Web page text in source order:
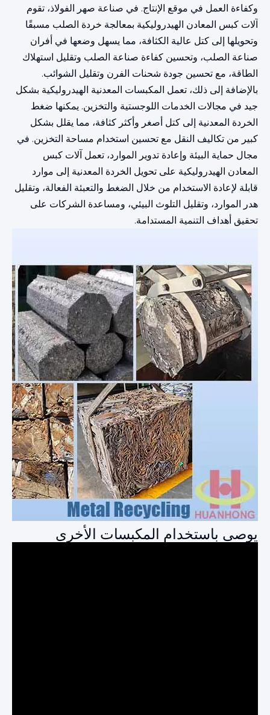
وكفاءة العمل في موقع الإنتاج. في صناعة صهر الفولاذ، تقوم
آلات كبس المعادن الهيدروليكية بمعالجة خردة الصلب مسبقًا
وتحويلها إلى كتل عالية الكثافة، مما يسهل وضعها في أفران
صناعة الصلب، وتحسين كفاءة صناعة الصلب وتقليل استهلاك
الطاقة، مع تحسين جودة شحنات الفرن وتقليل الشوائب.
بالإضافة إلى ذلك، تعمل المكبسات المعدنية الهيدروليكية بشكل
جيد في مجالات الخدمات اللوجستية والتخزين. يمكنها ضغط
الخردة المعدنية إلى كتل أصغر وأكثر كثافة، مما يقلل بشكل
كبير من تكاليف النقل مع تحسين استخدام مساحة التخزين. في
مجال حماية البيئة وإعادة تدوير الموارد، تعمل آلات كبس
المعادن الهيدروليكية على تحويل الخردة المعدنية إلى موارد
قابلة لإعادة الاستخدام من خلال الضغط والتعبئة الفعالة، وتقليل
هدر الموارد، وتقليل التلوث البيئي، ومساعدة الشركات على
تحقيق أهداف التنمية المستدامة.
يوصى باستخدام المكبسات الأخرى